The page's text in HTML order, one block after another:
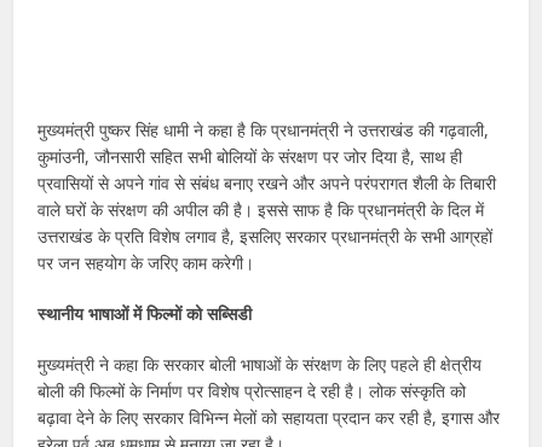
मुख्यमंत्री पुष्कर सिंह धामी ने कहा है कि प्रधानमंत्री ने उत्तराखंड की गढ़वाली,
कुमांउनी, जौनसारी सहित सभी बोलियों के संरक्षण पर जोर दिया है, साथ ही
प्रवासियों से अपने गांव से संबंध बनाए रखने और अपने परंपरागत शैली के तिबारी
वाले घरों के संरक्षण की अपील की है। इससे साफ है कि प्रधानमंत्री के दिल में
उत्तराखंड के प्रति विशेष लगाव है, इसलिए सरकार प्रधानमंत्री के सभी आग्रहों
पर जन सहयोग के जरिए काम करेगी।
स्थानीय भाषाओं में फिल्मों को सब्सिडी
मुख्यमंत्री ने कहा कि सरकार बोली भाषाओं के संरक्षण के लिए पहले ही क्षेत्रीय
बोली की फिल्मों के निर्माण पर विशेष प्रोत्साहन दे रही है। लोक संस्कृति को
बढ़ावा देने के लिए सरकार विभिन्न मेलों को सहायता प्रदान कर रही है, इगास और